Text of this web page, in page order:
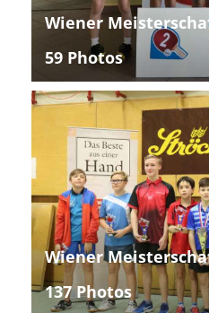
Wiener
59 Photos
Wiener
137 Photos